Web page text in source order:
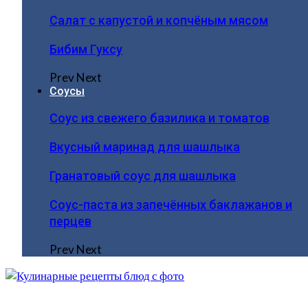
Салат с капустой и копчёным мясом
Бибим Гуксу
PrevNext
Соусы
Соус из свежего базилика и томатов
Вкусный маринад для шашлыка
Гранатовый соус для шашлыка
Соус-паста из запечённых баклажанов и
перцев
PrevNext